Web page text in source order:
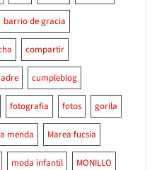
barrio de gracia
compartir
cumpleblog
fotografia fotos gorila
menda Marea fucsia
moda infantil MONILLO